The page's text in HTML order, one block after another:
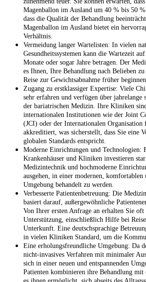
Magenballon im Ausland um 40 % bis 50
dass die Qualität der Behandlung
Magenballon im Ausland bietet ein
Verhältnis.
Vermeidung langer Wartelisten: In vielen
Gesundheitssystemen kann die Wartezeit
Monate oder sogar Jahre betragen. Der
es Ihnen, Ihre Behandlung nach Belieben
Reise zur Gewichtsabnahme früher beginnen
Zugang zu erstklassiger Expertise: Viele
sehr erfahren und verfügen über jahrelange
der bariatrischen Medizin. Ihre Kliniken
internationalen Institutionen wie der Joint
(JCI) oder der Internationalen
akkreditiert, was sicherstellt, dass Sie eine
globalen Standards entspricht.
Moderne Einrichtungen und Technologien:
Krankenhäuser und Kliniken investieren
Medizintechnik und hochmoderne
ausgehen, in einer modernen, komfortablen
Umgebung behandelt zu werden.
Verbesserte Patientenbetreuung: Die
basiert darauf, außergewöhnliche
Von Ihrer ersten Anfrage an erhalten Sie oft
Unterstützung, einschließlich Hilfe bei
Unterkunft. Eine deutschsprachige
in vielen Kliniken Standard, um die
Eine erholungsfreundliche Umgebung: Da
nicht-invasives Verfahren mit minimaler
sich in einer neuen und entspannenden
Patienten kombinieren ihre Behandlung